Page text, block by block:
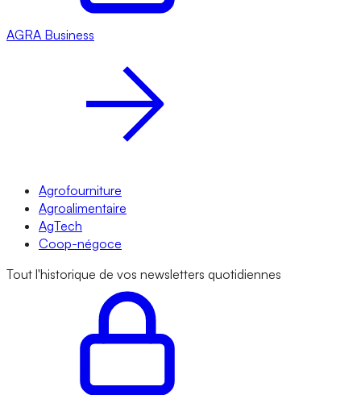
AGRA Business
Agrofourniture
Agroalimentaire
AgTech
Coop-négoce
Tout l'historique de vos newsletters quotidiennes